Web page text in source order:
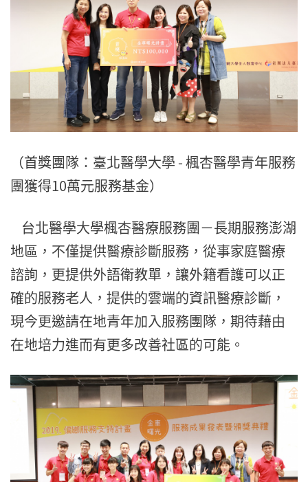
（首獎團隊：臺北醫學大學 - 楓杏醫學青年服務
團獲得10萬元服務基金）
台北醫學大學楓杏醫療服務團－長期服務澎湖
地區， 不僅提供醫療診斷服務，從事家庭醫療
諮詢，更提供外語衛教單， 讓外籍看護可以正
確的服務老人，提供的雲端的資訊醫療診斷，
現今更邀請在地青年加入服務團隊， 期待藉由
在地培力進而有更多改善社區的可能。